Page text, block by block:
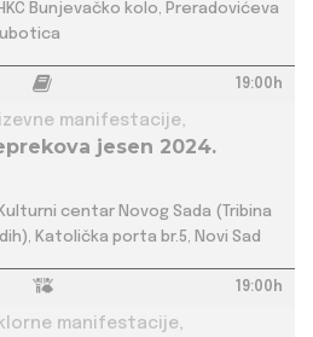
HKC Bunjevačko kolo, Preradovićeva
19:00h
manifestacije,
jesen 2024.
Kulturni centar Novog Sada (Tribina
Katolička porta br.5, Novi Sad
19:00h
manifestacije,